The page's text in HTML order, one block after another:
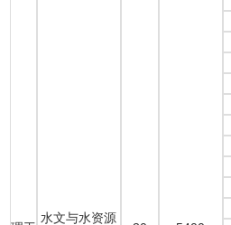
水文与水资源